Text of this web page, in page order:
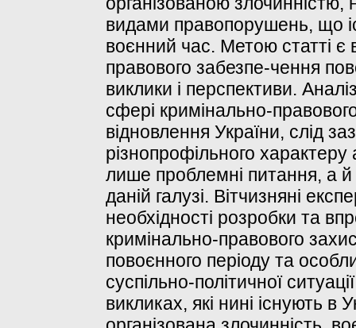
видами правопорушень, що
воєнний час. Метою статті є
правового забезпе-чення
виклики і перспективи.
сфері кримінально-
відновлення України, слід
різнопрофільного
лише проблемні питання, а й
даній галузі. Вітчизняні
необхідності розробки та
кримінально-правового
повоєнного періоду та
суспільно-політичної
викликах, які нині існують в